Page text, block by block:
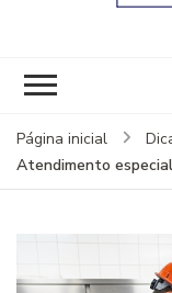
Página inicial
Atendimento